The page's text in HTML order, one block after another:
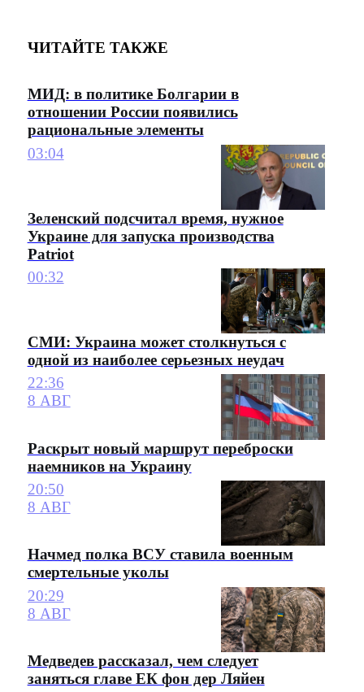
ЧИТАЙТЕ ТАКЖЕ
МИД: в политике Болгарии в
отношении России появились
рациональные элементы
03:04
Зеленский подсчитал время, нужное
Украине для запуска производства
Patriot
00:32
СМИ: Украина может столкнуться с
одной из наиболее серьезных неудач
22:36
8 АВГ
Раскрыт новый маршрут переброски
наемников на Украину
20:50
8 АВГ
Начмед полка ВСУ ставила военным
смертельные уколы
20:29
8 АВГ
Медведев рассказал, чем следует
заняться главе ЕК фон дер Ляйен